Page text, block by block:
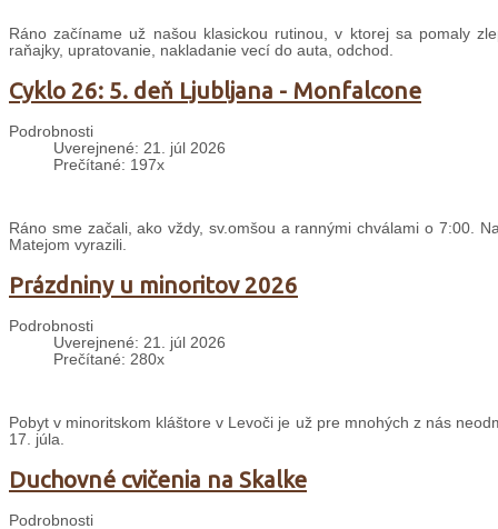
Ráno začíname už našou klasickou rutinou, v ktorej sa pomaly
raňajky, upratovanie, nakladanie vecí do auta, odchod.
Cyklo 26: 5. deň Ljubljana - Monfalcone
Podrobnosti
Uverejnené: 21. júl 2026
Prečítané: 197x
Ráno sme začali, ako vždy, sv.omšou a rannými chválami o 7:00.
Matejom vyrazili.
Prázdniny u minoritov 2026
Podrobnosti
Uverejnené: 21. júl 2026
Prečítané: 280x
Pobyt v minoritskom kláštore v Levoči je už pre mnohých z nás
17. júla.
Duchovné cvičenia na Skalke
Podrobnosti